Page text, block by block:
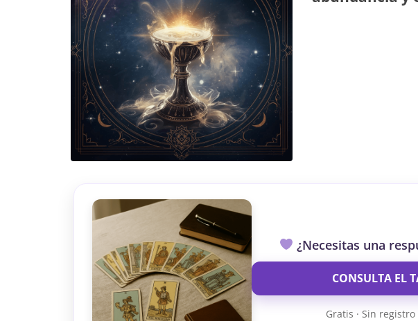
¿Necesitas una
CONSULTA EL
Gratis · Sin
TAROT GRATIS
CONSIGUE TUS 5 MINUTOS
✓ Sin cargos automáticos. El chat se detiene al finalizar el crédito